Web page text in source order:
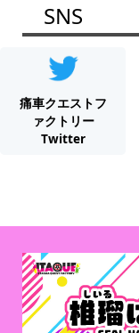
SNS
痛車クエストフ
ァクトリー
Twitter